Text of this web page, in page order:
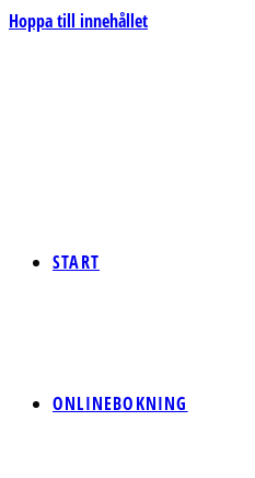
Hoppa till innehållet
START
ONLINEBOKNING